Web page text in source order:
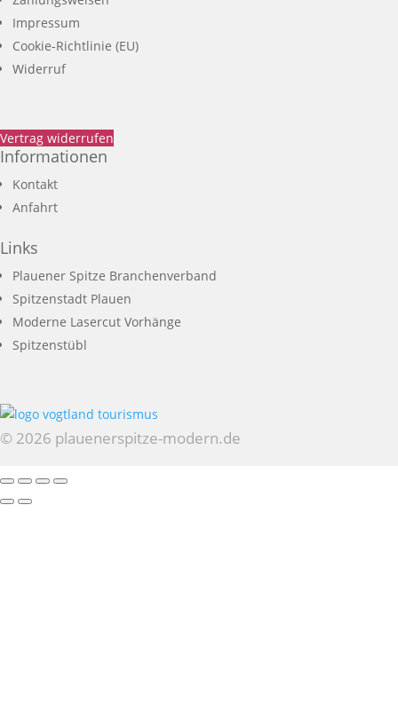
Impressum
Cookie-Richtlinie (EU)
Widerruf
Vertrag widerrufen
Informationen
Kontakt
Anfahrt
Links
Plauener Spitze Branchenverband
Spitzenstadt Plauen
Moderne Lasercut Vorhänge
Spitzenstübl
© 2026 plauenerspitze-modern.de